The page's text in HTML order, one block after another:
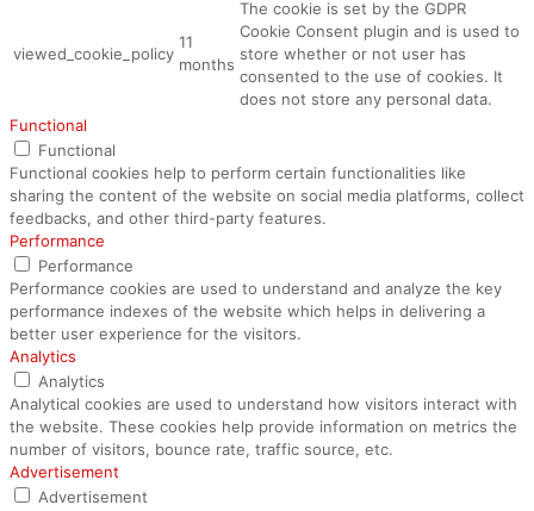
viewed_cookie_policy
11
months
The cookie is set by the GDPR
Cookie Consent plugin and is used to
store whether or not user has
consented to the use of cookies. It
does not store any personal data.
Functional
Functional
Functional cookies help to perform certain functionalities like
sharing the content of the website on social media platforms, collect
feedbacks, and other third-party features.
Performance
Performance
Performance cookies are used to understand and analyze the key
performance indexes of the website which helps in delivering a
better user experience for the visitors.
Analytics
Analytics
Analytical cookies are used to understand how visitors interact with
the website. These cookies help provide information on metrics the
number of visitors, bounce rate, traffic source, etc.
Advertisement
Advertisement